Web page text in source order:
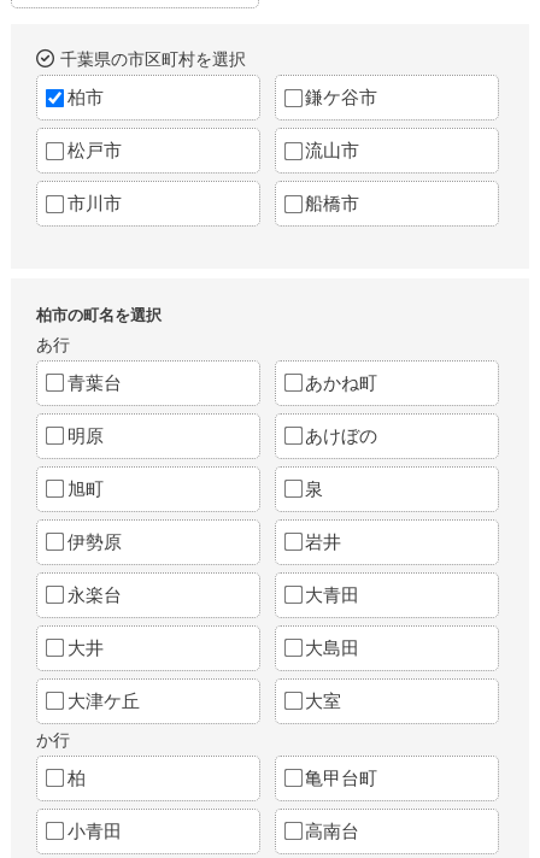
千葉県の市区町村を選択
柏市 鎌ケ谷市
松戸市 流山市
市川市 船橋市
柏市の町名を選択
あ行
青葉台 あかね町
明原 あけぼの
旭町 泉
伊勢原 岩井
永楽台 大青田
大井 大島田
大津ケ丘 大室
か行
柏 亀甲台町
小青田 高南台